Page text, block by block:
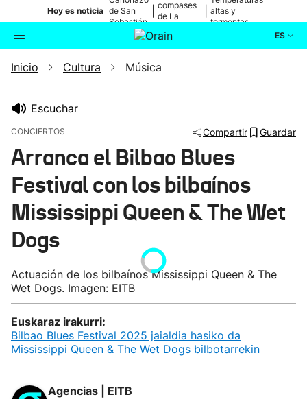
Hoy es noticia de San
Sebastián
compases
de La
altas y
tormentas
ES
Buscador Actualidad
Ikusmiran
Eguraldia
Inicio Cultura Música
Escuchar
CONCIERTOS Compartir Guardar
Arranca el Bilbao Blues
Festival con los bilbaínos
Mississippi Queen & The Wet
Dogs
Actuación de los bilbaínos Mississippi Queen & The
Wet Dogs. Imagen: EITB
Euskaraz irakurri:
Bilbao Blues Festival 2025 jaialdia hasiko da
Mississippi Queen & The Wet Dogs bilbotarrekin
Agencias | EITB